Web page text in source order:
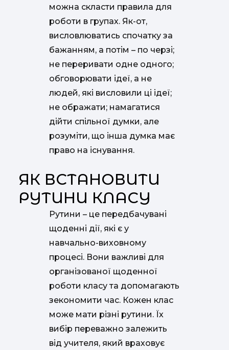
можна скласти правила для
роботи в групах. Як-от,
висловлюватись спочатку за
бажанням, а потім – по черзі;
не переривати одне одного;
обговорювати ідеї, а не
людей, які висловили ці ідеї;
не ображати; намагатися
дійти спільної думки, але
розуміти, що інша думка має
право на існування.
ЯК ВСТАНОВИТИ
РУТИНИ КЛАСУ
Рутини – це передбачувані
щоденні дії, які є у
навчально-виховному
процесі. Вони важливі для
організованої щоденної
роботи класу та допомагають
зекономити час. Кожен клас
може мати різні рутини. Їх
вибір переважно залежить
від учителя, який враховує